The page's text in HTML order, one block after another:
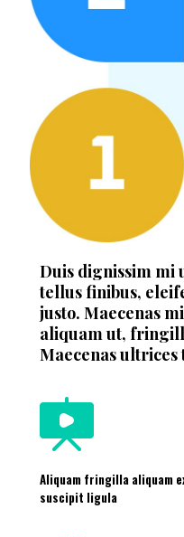
Duis dignissim mi
tellus finibus,
justo. Maecenas
aliquam ut,
Maecenas ultrices
Aliquam fringilla aliquam
suscipit ligula